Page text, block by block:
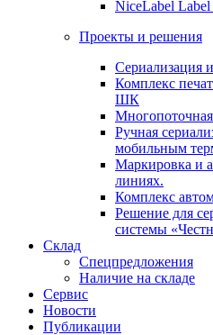
NiceLabel Label
Проекты и решения
Сериализация
Комплекс
ШК
Ручная
мобильным
Маркировка и
линиях.
Комплекс
Решение для
системы
Склад
Спецпредложения
Наличие на складе
Сервис
Новости
Публикации